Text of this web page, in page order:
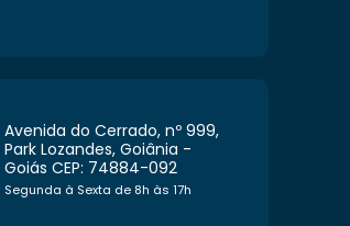
Avenida do Cerrado, nº 999,
Park Lozandes, Goiânia -
Goiás CEP: 74884-092
Segunda à Sexta de 8h às 17h